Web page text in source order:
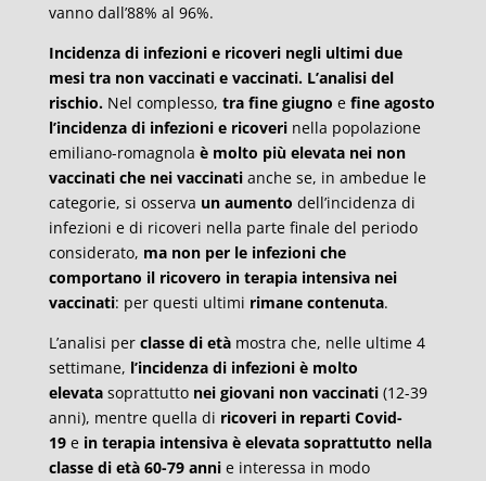
vanno dall’88% al 96%.
Incidenza di infezioni e ricoveri negli ultimi due
mesi tra non vaccinati e vaccinati. L’analisi del
rischio. Nel complesso, tra fine giugno efine agosto
l’incidenza di infezioni e ricoveri nella popolazione
emiliano-romagnola è molto più elevata nei non
vaccinati che nei vaccinati anche se, in ambedue le
categorie, si osserva un aumento dell’incidenza di
infezioni e di ricoveri nella parte finale del periodo
considerato, ma non per le infezioni che
comportano il ricovero in terapia intensiva nei
vaccinati: per questi ultimi rimane contenuta.
L’analisi per classe di età mostra che, nelle ultime 4
settimane, l’incidenza di infezioni è molto
elevata soprattuttonei giovani non vaccinati (12-39
anni), mentre quella di ricoveri in reparti Covid-
19 ein terapia intensiva è elevata soprattutto nella
classe di età 60-79 anni e interessa in modo